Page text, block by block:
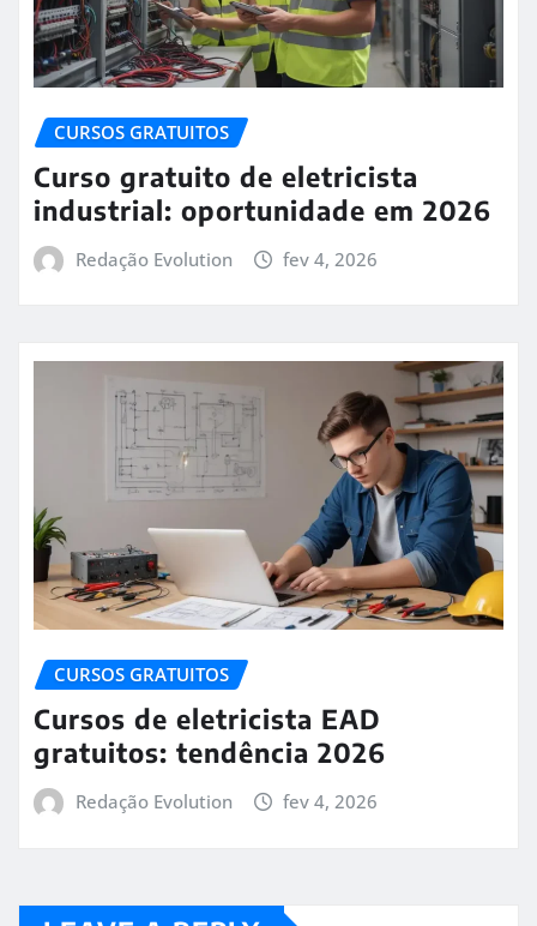
CURSOS GRATUITOS
Curso gratuito de eletricista
industrial: oportunidade em 2026
Redação Evolution fev 4, 2026
CURSOS GRATUITOS
Cursos de eletricista EAD
gratuitos: tendência 2026
Redação Evolution fev 4, 2026